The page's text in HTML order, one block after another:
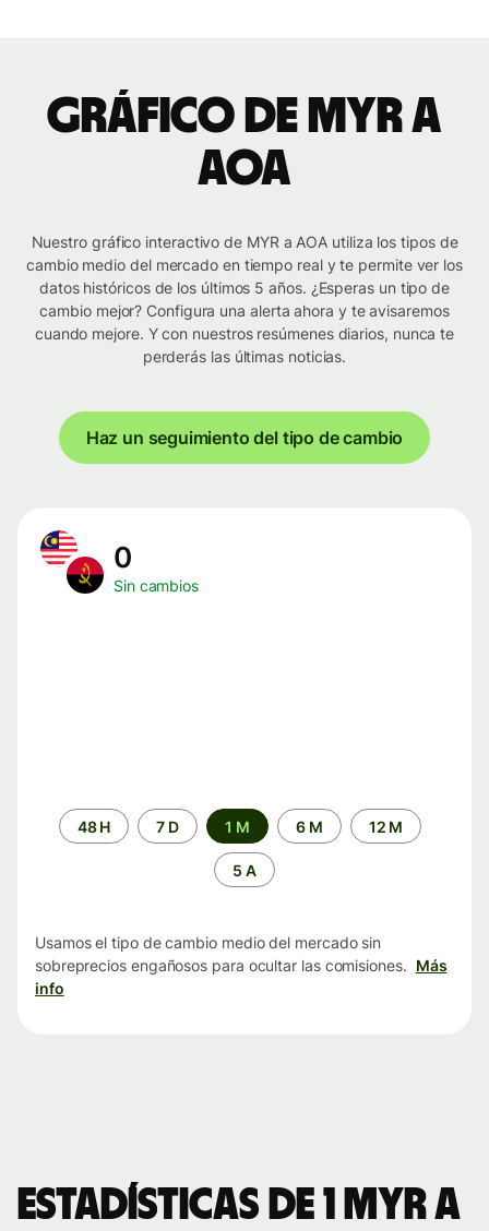
Gráfico de MYR a
AOA
Nuestro gráfico interactivo de MYR a AOA utiliza los tipos de
cambio medio del mercado en tiempo real y te permite ver los
datos históricos de los últimos 5 años. ¿Esperas un tipo de
cambio mejor? Configura una alerta ahora y te avisaremos
cuando mejore. Y con nuestros resúmenes diarios, nunca te
perderás las últimas noticias.
Haz un seguimiento del tipo de cambio
0
Sin cambios
Periodo48 H 7 D 1 M 6 M 12 M
5 A
Usamos el tipo de cambio medio del mercado sin
sobreprecios engañosos para ocultar las comisiones. Más
info
Estadísticas de 1 MYR a